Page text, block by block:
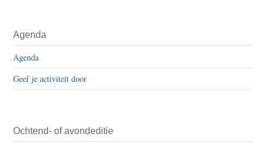
Agenda
Agenda
Geef je activiteit door
Ochtend- of avondeditie